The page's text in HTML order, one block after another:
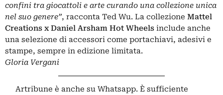
confini tra giocattoli e arte curando una collezione unica
nel suo genere”, racconta Ted Wu. La collezione Mattel
Creations x Daniel Arsham Hot Wheels include anche
una selezione di accessori come portachiavi, adesivi e
stampe, sempre in edizione limitata.
Gloria Vergani
Artribune è anche su Whatsapp. È sufficiente